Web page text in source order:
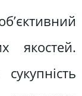
якостей.